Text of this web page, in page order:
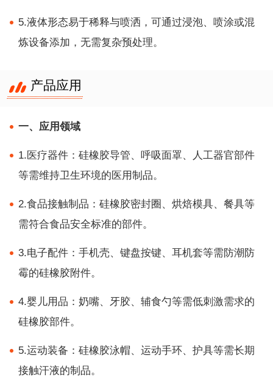
5.液体形态易于稀释与喷洒，可通过浸泡、喷涂或混
炼设备添加，无需复杂预处理。
产品应用
一、应用领域
1.医疗器件：硅橡胶导管、呼吸面罩、人工器官部件
等需维持卫生环境的医用制品。
2.食品接触制品：硅橡胶密封圈、烘焙模具、餐具等
需符合食品安全标准的部件。
3.电子配件：手机壳、键盘按键、耳机套等需防潮防
霉的硅橡胶附件。
4.婴儿用品：奶嘴、牙胶、辅食勺等需低刺激需求的
硅橡胶部件。
5.运动装备：硅橡胶泳帽、运动手环、护具等需长期
接触汗液的制品。